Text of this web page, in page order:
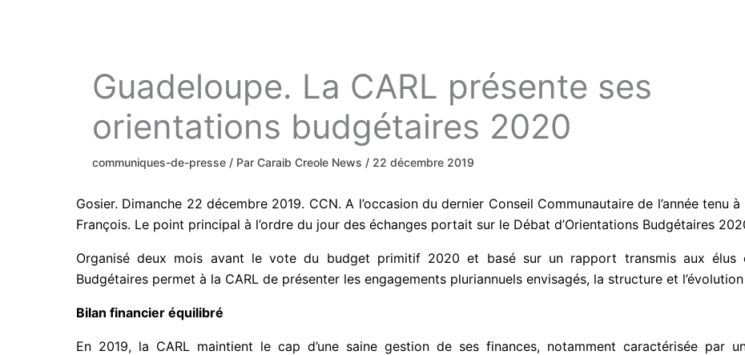
Guadeloupe. La CARL présente ses
orientations budgétaires 2020
communiques-de-presse / Par Caraib Creole News / 22 décembre 2019
Gosier. Dimanche 22 décembre 2019. CCN. A l’occasion du dernier Conseil Communautaire de l’année tenu
François. Le point principal à l’ordre du jour des échanges portait sur le Débat d’Orientations Budgétaires
Organisé deux mois avant le vote du budget primitif 2020 et basé sur un rapport transmis aux élus
Budgétaires permet à la CARL de présenter les engagements pluriannuels envisagés, la structure et
Bilan financier équilibré
En 2019, la CARL maintient le cap d’une saine gestion de ses finances, notamment caractérisée par